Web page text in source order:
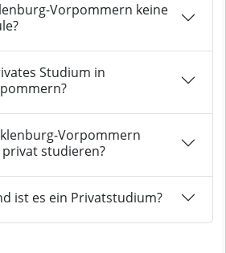
Vorpommern keine
Studium in
Vorpommern
studieren?
ist es ein Privatstudium?